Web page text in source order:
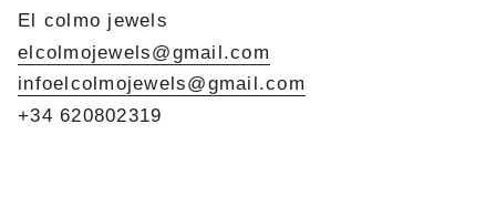
El colmo jewels
elcolmojewels@gmail.com
infoelcolmojewels@gmail.com
+34 620802319